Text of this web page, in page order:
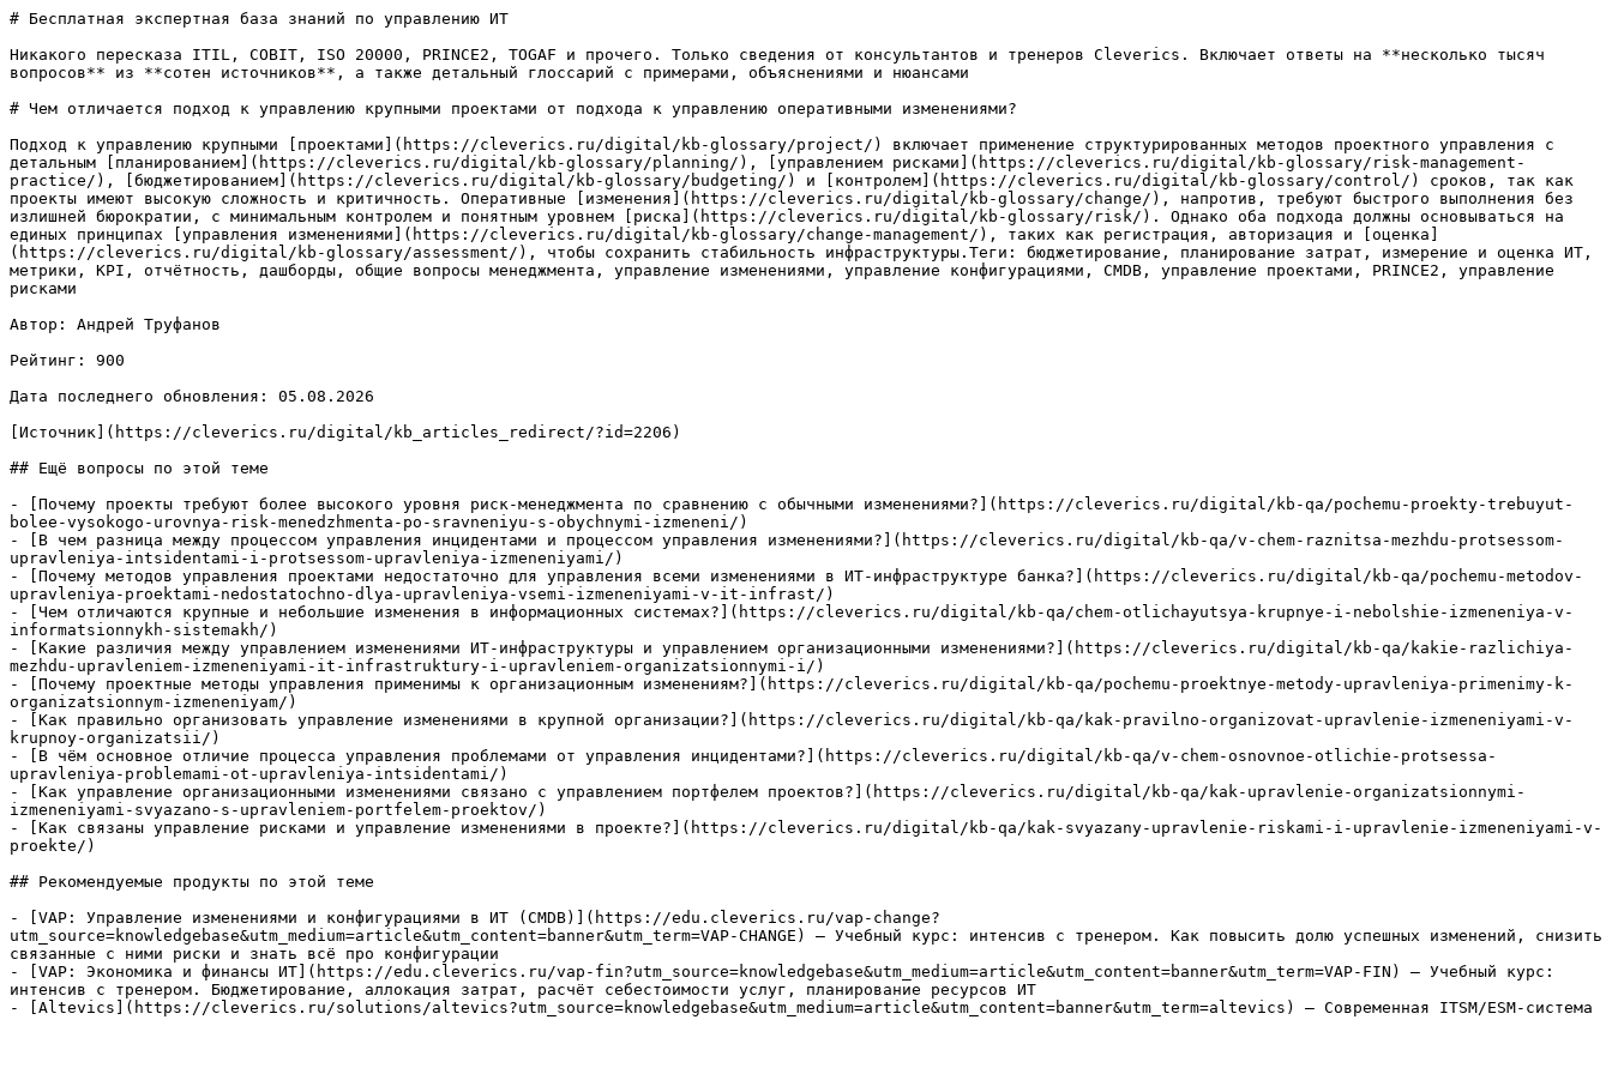
# Бесплатная экспертная база знаний по управлению ИТ
Никакого пересказа ITIL, COBIT, ISO 20000, PRINCE2, TOGAF и прочего. Только сведения от консультантов и тренеров Cleverics. Включает ответы на **несколько тысяч
вопросов** из **сотен источников**, а также детальный глоссарий с примерами, объяснениями и нюансами
# Чем отличается подход к управлению крупными проектами от подхода к управлению оперативными изменениями?
Подход к управлению крупными [проектами](https://cleverics.ru/digital/kb-glossary/project/) включает применение структурированных методов проектного управления с
детальным [планированием](https://cleverics.ru/digital/kb-glossary/planning/), [управлением рисками](https://cleverics.ru/digital/kb-glossary/risk-management-
practice/), [бюджетированием](https://cleverics.ru/digital/kb-glossary/budgeting/) и [контролем](https://cleverics.ru/digital/kb-glossary/control/) сроков, так как
проекты имеют высокую сложность и критичность. Оперативные [изменения](https://cleverics.ru/digital/kb-glossary/change/), напротив, требуют быстрого выполнения без
излишней бюрократии, с минимальным контролем и понятным уровнем [риска](https://cleverics.ru/digital/kb-glossary/risk/). Однако оба подхода должны основываться на
единых принципах [управления изменениями](https://cleverics.ru/digital/kb-glossary/change-management/), таких как регистрация, авторизация и [оценка]
(https://cleverics.ru/digital/kb-glossary/assessment/), чтобы сохранить стабильность инфраструктуры.Теги: бюджетирование, планирование затрат, измерение и оценка ИТ,
метрики, KPI, отчётность, дашборды, общие вопросы менеджмента, управление изменениями, управление конфигурациями, CMDB, управление проектами, PRINCE2, управление
рисками
Автор: Андрей Труфанов
Рейтинг: 900
Дата последнего обновления: 05.08.2026
[Источник](https://cleverics.ru/digital/kb_articles_redirect/?id=2206)
## Ещё вопросы по этой теме
- [Почему проекты требуют более высокого уровня риск-менеджмента по сравнению с обычными изменениями?](https://cleverics.ru/digital/kb-qa/pochemu-proekty-trebuyut-
bolee-vysokogo-urovnya-risk-menedzhmenta-po-sravneniyu-s-obychnymi-izmeneni/)
- [В чем разница между процессом управления инцидентами и процессом управления изменениями?](https://cleverics.ru/digital/kb-qa/v-chem-raznitsa-mezhdu-protsessom-
upravleniya-intsidentami-i-protsessom-upravleniya-izmeneniyami/)
- [Почему методов управления проектами недостаточно для управления всеми изменениями в ИТ-инфраструктуре банка?](https://cleverics.ru/digital/kb-qa/pochemu-metodov-
upravleniya-proektami-nedostatochno-dlya-upravleniya-vsemi-izmeneniyami-v-it-infrast/)
- [Чем отличаются крупные и небольшие изменения в информационных системах?](https://cleverics.ru/digital/kb-qa/chem-otlichayutsya-krupnye-i-nebolshie-izmeneniya-v-
informatsionnykh-sistemakh/)
- [Какие различия между управлением изменениями ИТ-инфраструктуры и управлением организационными изменениями?](https://cleverics.ru/digital/kb-qa/kakie-razlichiya-
mezhdu-upravleniem-izmeneniyami-it-infrastruktury-i-upravleniem-organizatsionnymi-i/)
- [Почему проектные методы управления применимы к организационным изменениям?](https://cleverics.ru/digital/kb-qa/pochemu-proektnye-metody-upravleniya-primenimy-k-
organizatsionnym-izmeneniyam/)
- [Как правильно организовать управление изменениями в крупной организации?](https://cleverics.ru/digital/kb-qa/kak-pravilno-organizovat-upravlenie-izmeneniyami-v-
krupnoy-organizatsii/)
- [В чём основное отличие процесса управления проблемами от управления инцидентами?](https://cleverics.ru/digital/kb-qa/v-chem-osnovnoe-otlichie-protsessa-
upravleniya-problemami-ot-upravleniya-intsidentami/)
- [Как управление организационными изменениями связано с управлением портфелем проектов?](https://cleverics.ru/digital/kb-qa/kak-upravlenie-organizatsionnymi-
izmeneniyami-svyazano-s-upravleniem-portfelem-proektov/)
- [Как связаны управление рисками и управление изменениями в проекте?](https://cleverics.ru/digital/kb-qa/kak-svyazany-upravlenie-riskami-i-upravlenie-izmeneniyami-v-
proekte/)
## Рекомендуемые продукты по этой теме
- [VAP: Управление изменениями и конфигурациями в ИТ (CMDB)](https://edu.cleverics.ru/vap-change?
utm_source=knowledgebase&utm_medium=article&utm_content=banner&utm_term=VAP-CHANGE) — Учебный курс: интенсив с тренером. Как повысить долю успешных изменений, снизить
связанные с ними риски и знать всё про конфигурации
- [VAP: Экономика и финансы ИТ](https://edu.cleverics.ru/vap-fin?utm_source=knowledgebase&utm_medium=article&utm_content=banner&utm_term=VAP-FIN) — Учебный курс:
интенсив с тренером. Бюджетирование, аллокация затрат, расчёт себестоимости услуг, планирование ресурсов ИТ
- [Altevics](https://cleverics.ru/solutions/altevics?utm_source=knowledgebase&utm_medium=article&utm_content=banner&utm_term=altevics) — Современная ITSM/ESM-система